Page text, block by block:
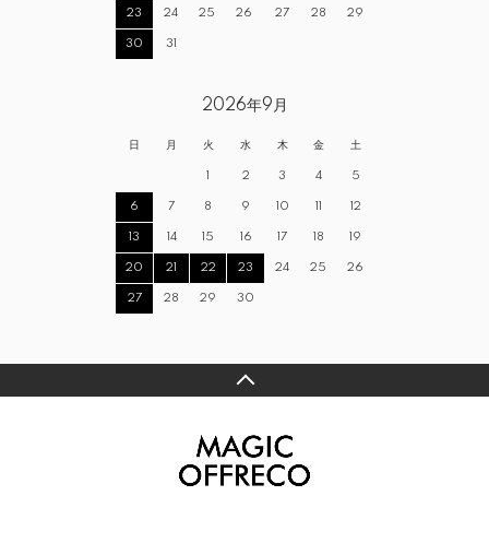
23 24 25 26 27 28 29
30 31
2026年9月
日 月 火 水 木 金 土
1 2 3 4 5
6 7 8 9 10 11 12
13 14 15 16 17 18 19
20 21 22 23 24 25 26
27 28 29 30